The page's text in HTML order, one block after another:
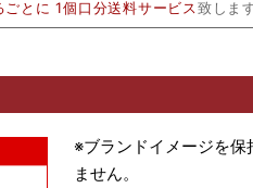
とに 1個口分送料サービス致します
※ブランドイメージを
ません。